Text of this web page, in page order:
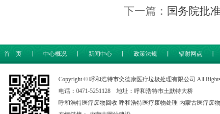
下一篇： 国务院批
首 页 中心概况 新闻中心 政策法规 辐射网点
Copyright © 呼和浩特市奕德康医疗垃圾处理有限公司 All
电话：0471-5251128 地址：呼和浩特市土默特大桥
呼和浩特医疗废物回收 呼和浩特医疗废物处理 内蒙古医疗废物